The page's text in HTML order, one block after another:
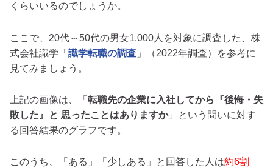
くらいいるのでしょうか。
ここで、20代～50代の男女1,000人を対象に調査した、株
式会社識学「 識学転職の調査 」（2022年調査）を参考に
見てみましょう。
上記の画像は、「 転職先の企業に⼊社してから『後悔・失
敗した』と 思ったことはありますか」という問いに対す
る回答結果のグラフです。
このうち、「ある」「少しある」と回答した人は約6割